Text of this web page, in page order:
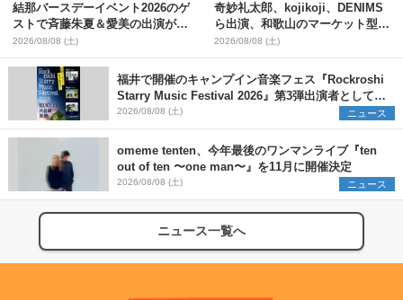
結那バースデーイベント2026のゲ
ストで斉藤朱夏＆愛美の出演が決
定
2026/08/08 (土)
奇妙礼太郎、kojikoji、DENIMS
ら出演、和歌山のマーケット型野
外イベント『PICNIC JAM
2026』早割チケット発売開始
2026/08/08 (土)
福井で開催のキャンプイン音楽フェス『Rockroshi
Starry Music Festival 2026』第3弾出演者として
SCOOBIE DO、かりゆし58、Reiを発表
2026/08/08 (土) ニュース
omeme tenten、今年最後のワンマンライブ『ten
out of ten 〜one man〜』を11月に開催決定
2026/08/08 (土) ニュース
ニュース一覧へ